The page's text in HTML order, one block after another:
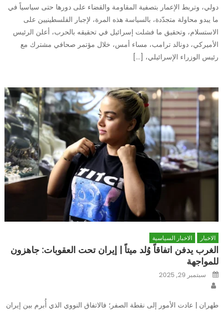
دولي، وتربط الإعمار بتصفية المقاومة والقضاء على دورها حتى سياسياً في
ما يبدو محاولة متجدّدة، بالسياسة هذه المرة، لإجبار الفلسطينيين على
الاستسلام، وتحقيق ما فشلت إسرائيل في تحقيقه بالحرب، أعلن الرئيس
الأميركي، دونالد ترامب، مساء أمس، خلال مؤتمر صحافي مشترك مع
رئيس الوزراء الإسرائيلي، […]
الاخبار الاخبار السياسية
الغرب يدفن اتفاقاً وُلد ميتاً | إيران تحت العقوبات: جاهزون
للمواجهة
Posted
onسبتمبر 29, 2025
طهران | عادت الأمور إلى نقطة الصفر؛ فالاتفاق النووي الذي أُبرم بين إيران